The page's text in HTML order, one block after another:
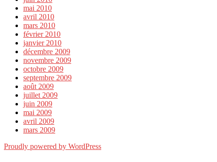
mai 2010
avril 2010
mars 2010
février 2010
janvier 2010
décembre 2009
novembre 2009
octobre 2009
septembre 2009
août 2009
juillet 2009
juin 2009
mai 2009
avril 2009
mars 2009
Proudly powered by WordPress